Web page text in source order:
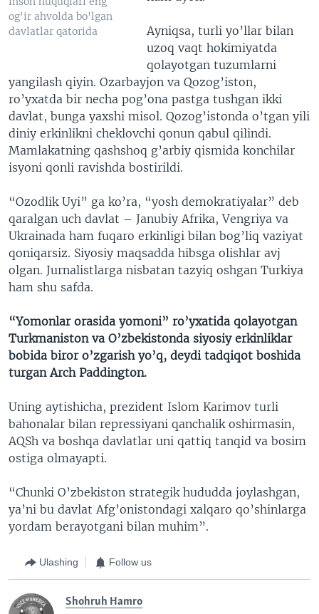
og'ir ahvolda bo'lgan
davlatlar qatorida
Ayniqsa, turli yo’llar bilan
uzoq vaqt hokimiyatda
qolayotgan tuzumlarni
yangilash qiyin. Ozarbayjon va Qozog’iston,
ro’yxatda bir necha pog’ona pastga tushgan ikki
davlat, bunga yaxshi misol. Qozog’istonda o’tgan yili
diniy erkinlikni cheklovchi qonun qabul qilindi.
Mamlakatning qashshoq g’arbiy qismida konchilar
isyoni qonli ravishda bostirildi.
“Ozodlik Uyi” ga ko’ra, “yosh demokratiyalar” deb
qaralgan uch davlat – Janubiy Afrika, Vengriya va
Ukrainada ham fuqaro erkinligi bilan bog’liq vaziyat
qoniqarsiz. Siyosiy maqsadda hibsga olishlar avj
olgan. Jurnalistlarga nisbatan tazyiq oshgan Turkiya
ham shu safda.
“Yomonlar orasida yomoni” ro’yxatida qolayotgan
Turkmaniston va O’zbekistonda siyosiy erkinliklar
bobida biror o’zgarish yo’q, deydi tadqiqot boshida
turgan Arch Paddington.
Uning aytishicha, prezident Islom Karimov turli
bahonalar bilan repressiyani qanchalik oshirmasin,
AQSh va boshqa davlatlar uni qattiq tanqid va bosim
ostiga olmayapti.
“Chunki O’zbekiston strategik hududda joylashgan,
ya’ni bu davlat Afg’onistondagi xalqaro qo’shinlarga
yordam berayotgani bilan muhim”.
Ulashing Follow us
Shohruh Hamro